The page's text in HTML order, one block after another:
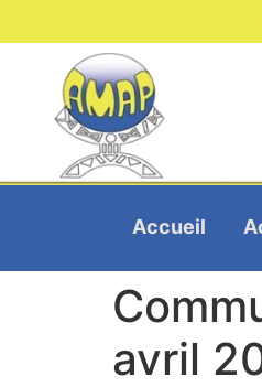
Accueil
avril